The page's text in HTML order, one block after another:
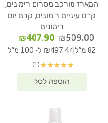
המארז מורכב מסרום רימונים,
קרם עיניים רימונים, קרם יום
רימונים
₪509.00
המחיר
המקורי
₪509.00.
₪407.90
המחיר
הנוכחי
82 מ"ל |₪497.44 ל- 100 מ"ל
★
★
★
★
★
(1)